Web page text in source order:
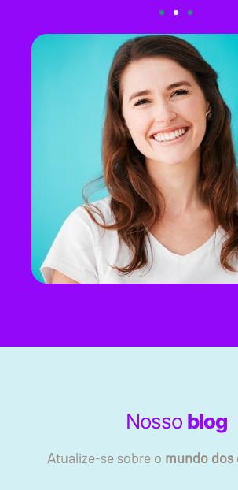
Nosso blog
Atualize-se sobre o mundo dos